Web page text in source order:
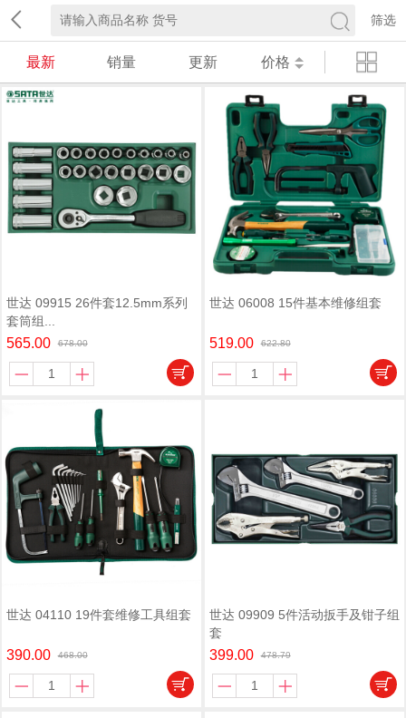
筛选
最新 销量 更新 价格
世达 09915 26件套12.5mm系列
套筒组...
565.00 678.00
世达 06008 15件基本维修组套
519.00 622.80
世达 04110 19件套维修工具组套
390.00 468.00
世达 09909 5件活动扳手及钳子组
套
399.00 478.79